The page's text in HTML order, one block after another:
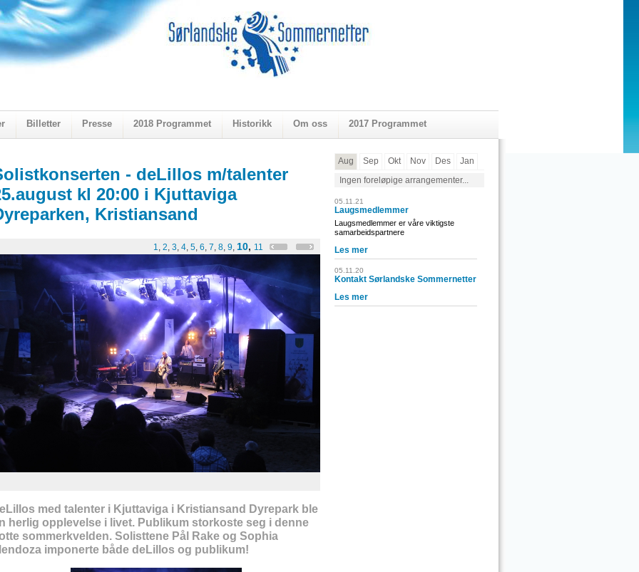
Billetter Presse 2018 Programmet Historikk Om oss 2017 Programmet
- deLillos m/talenter
kl 20:00 i Kjuttaviga
Kristiansand
1, 2, 3, 4, 5, 6, 7, 8, 9, 10, 11
med talenter i Kjuttaviga i Kristiansand Dyrepark ble
herlig opplevelse i livet. Publikum storkoste seg i denne
sommerkvelden. Solisttene Pål Rake og Sophia
imponerte både deLillos og publikum!
Aug Sep Okt Nov Des
Jan
Ingen foreløpige arrangementer...
05.11.21
Laugsmedlemmer
Laugsmedlemmer er våre viktigste
samarbeidspartnere
Les mer
05.11.20
Kontakt Sørlandske Sommernetter
Les mer